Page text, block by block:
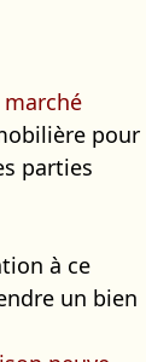
pour
parties
à ce
un bien